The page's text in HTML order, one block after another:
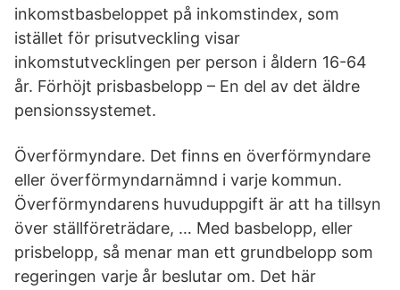
inkomstbasbeloppet på inkomstindex, som
istället för prisutveckling visar
inkomstutvecklingen per person i åldern 16-64
år. Förhöjt prisbasbelopp – En del av det äldre
pensionssystemet.
Överförmyndare. Det finns en överförmyndare
eller överförmyndarnämnd i varje kommun.
Överförmyndarens huvuduppgift är att ha tillsyn
över ställföreträdare, … Med basbelopp, eller
prisbelopp, så menar man ett grundbelopp som
regeringen varje år beslutar om. Det här